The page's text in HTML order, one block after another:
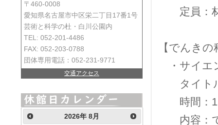
定員：材
【でんき
・サイエ
タイトル
時間：11
内容：で
〒460-0008
愛知県名古屋市中区栄二丁目17番1号
芸術と科学の杜・白川公園内
TEL: 052-201-4486
FAX: 052-203-0788
団体専用電話：052-231-9771
交通アクセス
2026年8月